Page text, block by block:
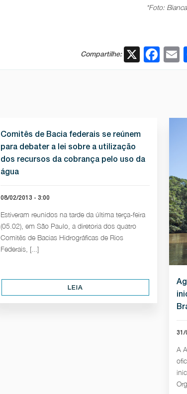
*Foto:
Compartilhe: X
Comitês de Bacia federais se reúnem
para debater a lei sobre a utilização
dos recursos da cobrança pelo uso da
água
08/02/2013 - 3:00
Estiveram reunidos na tarde da última terça-feira
(05.02), em São Paulo, a diretoria dos quatro
Comitês de Bacias Hidrográficas de Rios
Federais, [...]
LEIA
31/
A